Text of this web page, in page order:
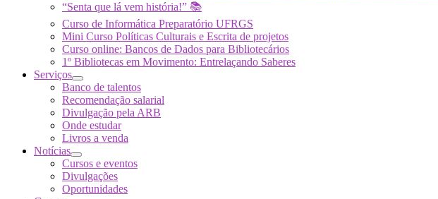
“Senta que lá vem história!” 📚
Curso de Informática Preparatório UFRGS
Mini Curso Políticas Culturais e Escrita de projetos
Curso online: Bancos de Dados para Bibliotecários
1º Bibliotecas em Movimento: Entrelaçando Saberes
Serviços
Banco de talentos
Recomendação salarial
Divulgação pela ARB
Onde estudar
Livros a venda
Notícias
Cursos e eventos
Divulgações
Oportunidades